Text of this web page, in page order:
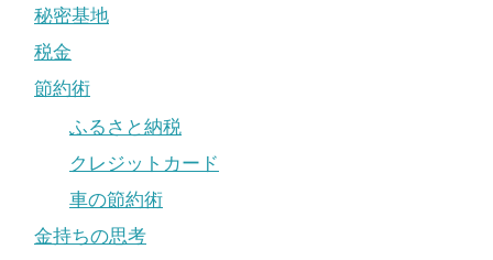
秘密基地
税金
節約術
ふるさと納税
クレジットカード
車の節約術
金持ちの思考